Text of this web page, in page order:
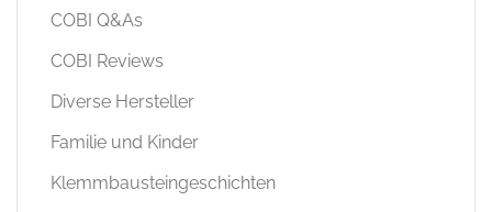
COBI Q&As
COBI Reviews
Diverse Hersteller
Familie und Kinder
Klemmbausteingeschichten